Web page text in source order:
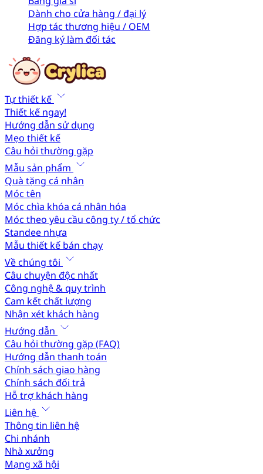
Dành cho cửa hàng / đại lý
Hợp tác thương hiệu / OEM
Đăng ký làm đối tác
Tự thiết kế
Thiết kế ngay!
Hướng dẫn sử dụng
Mẹo thiết kế
Câu hỏi thường gặp
Mẫu sản phẩm
Quà tặng cá nhân
Móc tên
Móc chìa khóa cá nhân hóa
Móc theo yêu cầu công ty / tổ chức
Standee nhựa
Mẫu thiết kế bán chạy
Về chúng tôi
Câu chuyện độc nhất
Công nghệ & quy trình
Cam kết chất lượng
Nhận xét khách hàng
Hướng dẫn
Câu hỏi thường gặp (FAQ)
Hướng dẫn thanh toán
Chính sách giao hàng
Chính sách đổi trả
Hỗ trợ khách hàng
Liên hệ
Thông tin liên hệ
Chi nhánh
Nhà xưởng
Mạng xã hội